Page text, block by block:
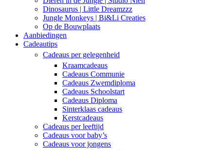
Dinosaurus | Little Dreamzzz
Jungle Monkeys | Bi&Li Creaties
Op de Bouwplaats
Aanbiedingen
Cadeautips
Cadeaus per gelegenheid
Kraamcadeaus
Cadeaus Communie
Cadeaus Zwemdiploma
Cadeaus Schoolstart
Cadeaus Diploma
Sinterklaas cadeaus
Kerstcadeaus
Cadeaus per leeftijd
Cadeaus voor baby’s
Cadeaus voor jongens